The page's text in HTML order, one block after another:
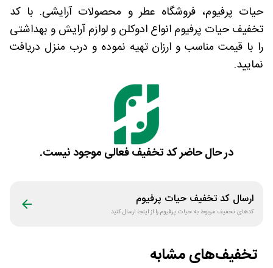
حیات پرفیوم، فروشگاه عطر و محصولات آرایشی. با کد
تخفیف حیات پرفیوم انواع ادوکلن و لوازم آرایش و بهداشتی
را با قیمت مناسب و ارزان تهیه نموده و درب منزل دریافت
نمایید.
در حال حاضر کد تخفیف فعالی موجود نیست.
ارسال کد تخفیف حیات پرفیوم
کدهای تخفیف مربوط بهحیات پرفیومرا از اینجا ارسال کنید
تخفیف‌های مشابه